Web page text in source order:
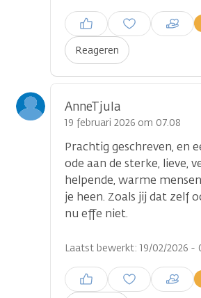
Reageren
Inloggen om een reactie te
plaatsen
AnneTjula
19 februari 2026 om 07.08
Prachtig geschreven, en
ode aan de sterke, lieve,
helpende, warme
je heen. Zoals jij dat zelf
nu effe niet.
Laatst bewerkt: 19/02/2026 -
Inloggen om een reactie te
plaatsen